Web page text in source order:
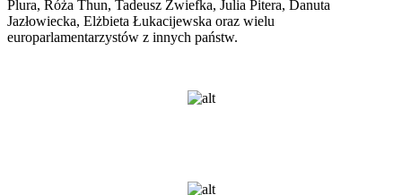
Plura, Róża Thun, Tadeusz Zwiefka, Julia Pitera, Danuta
Jazłowiecka, Elżbieta Łukacijewska oraz wielu
europarlamentarzystów z innych państw.